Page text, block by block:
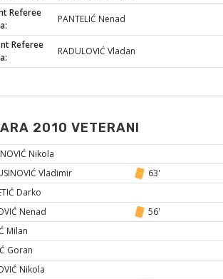
Referee
PANTELIĆ Nenad
Referee
RADULOVIĆ Vladan
2010 VETERANI
Nikola
Vladimir 63'
Darko
Nenad 56'
Milan
Goran
Nikola